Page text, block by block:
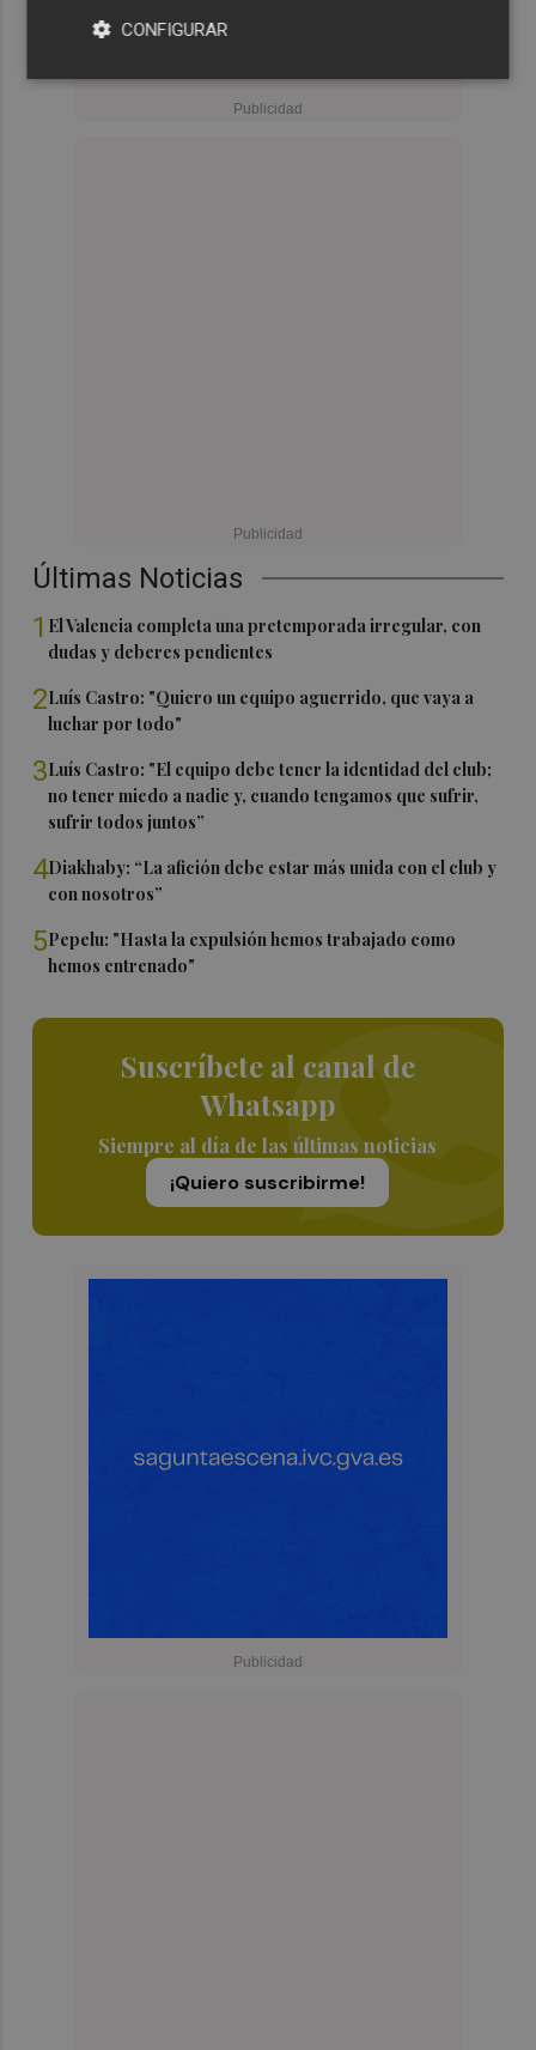
Últimas Noticias
1 El Valencia completa una pretemporada irregular, con
dudas y deberes pendientes
2Luís Castro: "Quiero un equipo aguerrido, que vaya a
luchar por todo"
3Luís Castro: "El equipo debe tener la identidad del club;
no tener miedo a nadie y, cuando tengamos que sufrir,
sufrir todos juntos”
4Diakhaby: “La afición debe estar más unida con el club y
con nosotros”
5Pepelu: "Hasta la expulsión hemos trabajado como
hemos entrenado"
Suscríbete al canal de
Whatsapp
Siempre al día de las últimas noticias
¡Quiero suscribirme!
CONFIGURAR